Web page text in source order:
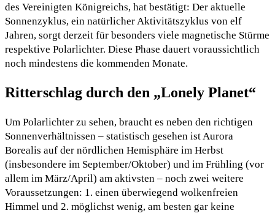
des Vereinigten Königreichs, hat bestätigt: Der aktuelle
Sonnenzyklus, ein natürlicher Aktivitätszyklus von elf
Jahren, sorgt derzeit für besonders viele magnetische Stürme
respektive Polarlichter. Diese Phase dauert voraussichtlich
noch mindestens die kommenden Monate.
Ritterschlag durch den „Lonely Planet“
Um Polarlichter zu sehen, braucht es neben den richtigen
Sonnenverhältnissen – statistisch gesehen ist Aurora
Borealis auf der nördlichen Hemisphäre im Herbst
(insbesondere im September/Oktober) und im Frühling (vor
allem im März/April) am aktivsten – noch zwei weitere
Voraussetzungen: 1. einen überwiegend wolkenfreien
Himmel und 2. möglichst wenig, am besten gar keine